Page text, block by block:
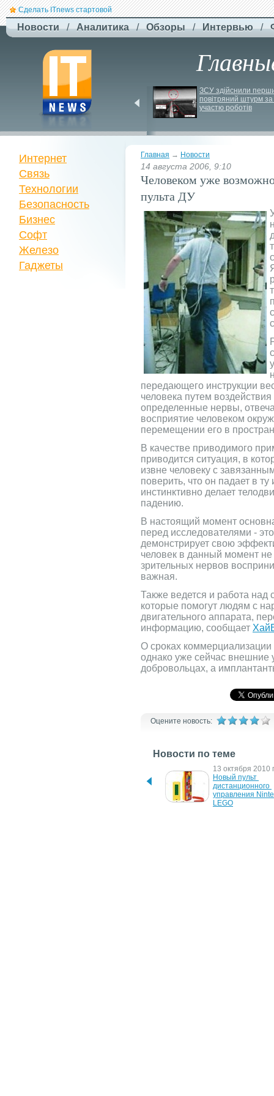
Сделать ITnews стартовой
Новости / Аналитика / Обзоры / Интервью /
Charger - ефективна
автомобільна зарядка
вашої станції
ЗСУ здійснили
повітряний штурм за
участю роботів
Главная → Новости
14 августа 2006, 9:10
Человеком уже
пульта ДУ
передающего инструкции
человека путем
определенные нервы,
восприятие человеком
перемещении его в
В качестве приводимого
приводится ситуация, в
извне человеку с
поверить, что он падает в
инстинктивно делает
падению.
В настоящий момент
перед исследователями -
демонстрирует свою
человек в данный момент
зрительных нервов
важная.
Также ведется и работа над
которые помогут людям с
двигательного аппарата,
информацию, сообщает
О сроках коммерциализации
однако уже сейчас внешние
добровольцах, а
Оцените новость:
Новости по теме
13 октября 2010
Новый пульт
дистанционного
управления
LEGO
Интернет
Связь
Технологии
Безопасность
Бизнес
Софт
Железо
Гаджеты